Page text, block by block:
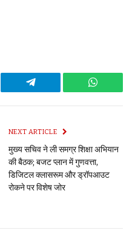
Telegram
NEXT ARTICLE
मुख्य सचिव ने ली समग्र शिक्षा अभियान
की बैठक; बजट प्लान में गुणवत्ता,
डिजिटल क्लासरूम और ड्रॉपआउट
रोकने पर विशेष जोर